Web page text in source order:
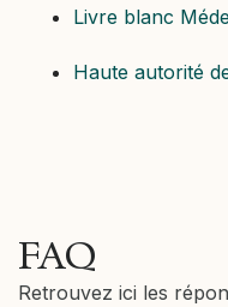
Livre blanc
Haute autorité
FAQ
Retrouvez ici les